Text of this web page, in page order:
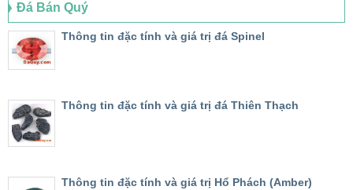
Đá Bán Quý
Thông tin đặc tính và giá trị đá Spinel
Thông tin đặc tính và giá trị đá Thiên Thạch
Thông tin đặc tính và giá trị Hổ Phách (Amber)